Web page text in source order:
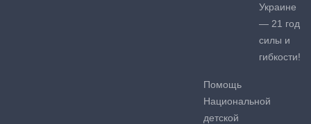
Украине
— 21 год
силы и
гибкости!
Помощь
Национальной
детской